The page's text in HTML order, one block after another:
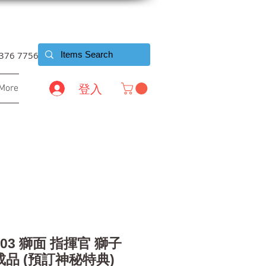
7756
登入
獅面 指揮官 獅子
品 (預訂神秘特典)